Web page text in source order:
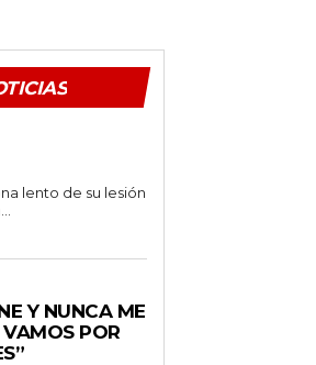
lento de su lesión
Y NUNCA ME
POR